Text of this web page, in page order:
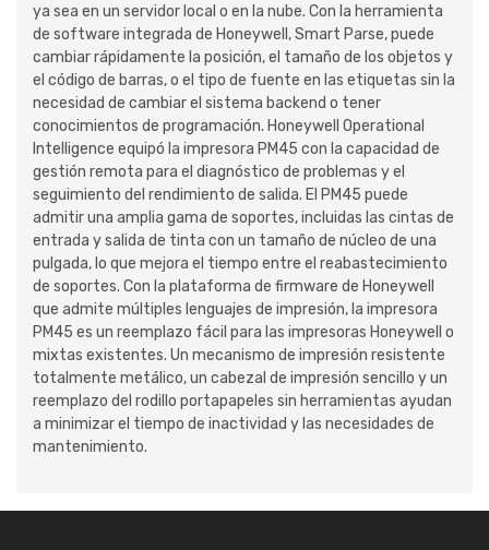
ya sea en un servidor local o en la nube. Con la herramienta
de software integrada de Honeywell, Smart Parse, puede
cambiar rápidamente la posición, el tamaño de los objetos y
el código de barras, o el tipo de fuente en las etiquetas sin la
necesidad de cambiar el sistema backend o tener
conocimientos de programación. Honeywell Operational
Intelligence equipó la impresora PM45 con la capacidad de
gestión remota para el diagnóstico de problemas y el
seguimiento del rendimiento de salida. El PM45 puede
admitir una amplia gama de soportes, incluidas las cintas de
entrada y salida de tinta con un tamaño de núcleo de una
pulgada, lo que mejora el tiempo entre el reabastecimiento
de soportes. Con la plataforma de firmware de Honeywell
que admite múltiples lenguajes de impresión, la impresora
PM45 es un reemplazo fácil para las impresoras Honeywell o
mixtas existentes. Un mecanismo de impresión resistente
totalmente metálico, un cabezal de impresión sencillo y un
reemplazo del rodillo portapapeles sin herramientas ayudan
a minimizar el tiempo de inactividad y las necesidades de
mantenimiento.